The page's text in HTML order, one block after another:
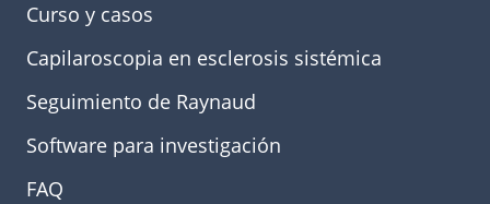
Curso y casos
Capilaroscopia en esclerosis sistémica
Seguimiento de Raynaud
Software para investigación
FAQ